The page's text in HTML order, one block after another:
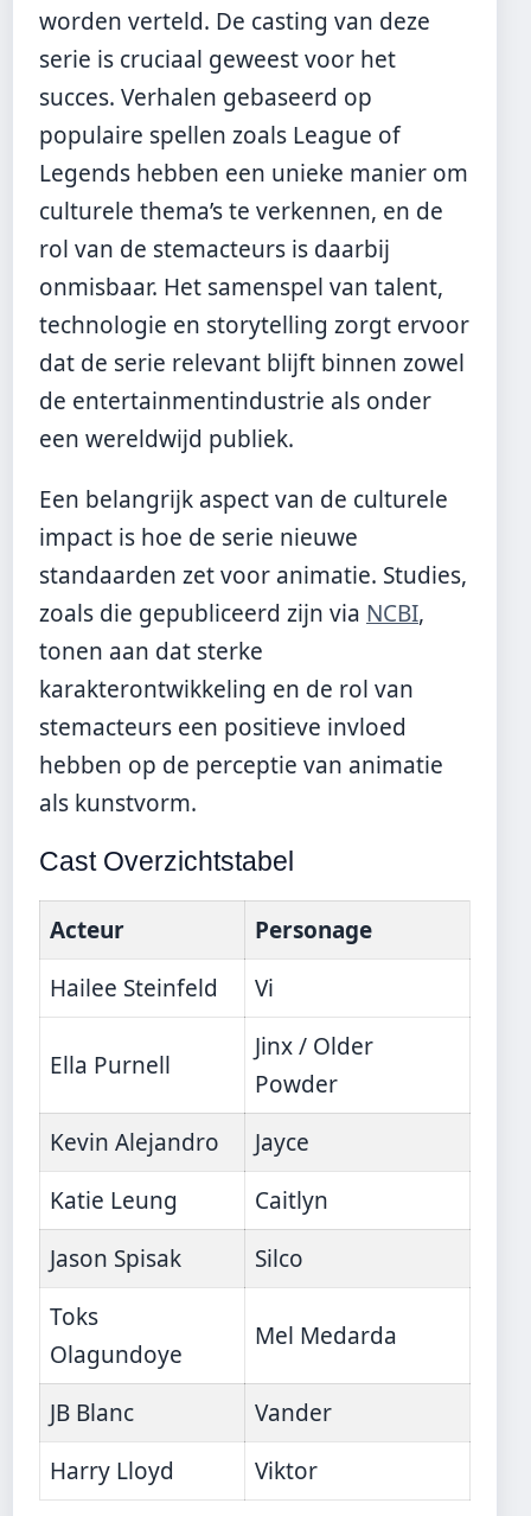
worden verteld. De casting van deze
serie is cruciaal geweest voor het
succes. Verhalen gebaseerd op
populaire spellen zoals League of
Legends hebben een unieke manier om
culturele thema’s te verkennen, en de
rol van de stemacteurs is daarbij
onmisbaar. Het samenspel van talent,
technologie en storytelling zorgt ervoor
dat de serie relevant blijft binnen zowel
de entertainmentindustrie als onder
een wereldwijd publiek.
Een belangrijk aspect van de culturele
impact is hoe de serie nieuwe
standaarden zet voor animatie. Studies,
zoals die gepubliceerd zijn via NCBI,
tonen aan dat sterke
karakterontwikkeling en de rol van
stemacteurs een positieve invloed
hebben op de perceptie van animatie
als kunstvorm.
Cast Overzichtstabel
Acteur
Personage
Hailee Steinfeld
Vi
Ella Purnell
Jinx / Older
Powder
Kevin Alejandro
Jayce
Katie Leung
Caitlyn
Jason Spisak
Silco
Toks
Olagundoye
Mel Medarda
JB Blanc
Vander
Harry Lloyd
Viktor